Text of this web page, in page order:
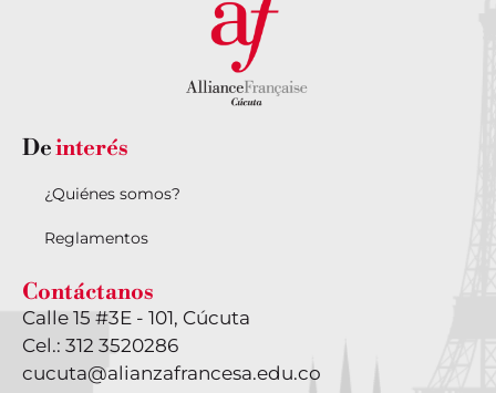
Deinterés
¿Quiénes somos?
Reglamentos
Contáctanos
Calle 15 #3E - 101, Cúcuta
Cel.: 312 3520286
cucuta@alianzafrancesa.edu.co